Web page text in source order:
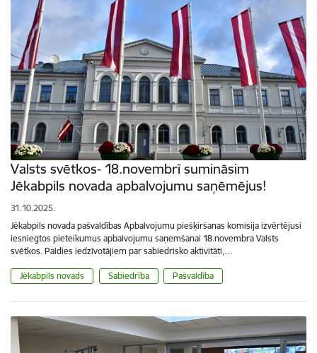
Valsts svētkos- 18.novembrī sumināsim
Jēkabpils novada apbalvojumu saņēmējus!
31.10.2025.
Jēkabpils novada pašvaldības Apbalvojumu piešķiršanas komisija izvērtējusi
iesniegtos pieteikumus apbalvojumu saņemšanai 18.novembra Valsts
svētkos. Paldies iedzīvotājiem par sabiedrisko aktivitāti,…
Jēkabpils novads Sabiedrība Pašvaldība